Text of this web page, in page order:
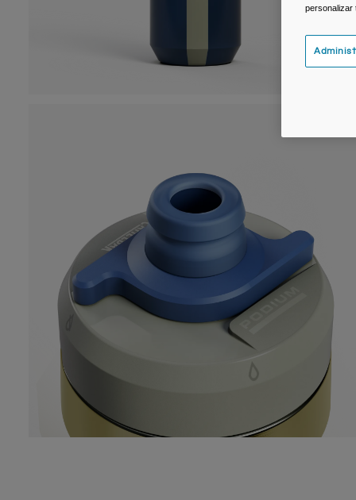
personalizar